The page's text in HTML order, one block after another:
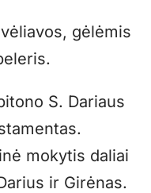
gėlėmis
S. Dariaus
mokytis daliai
ir Girėnas.